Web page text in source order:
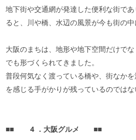
地下街や交通網が発達した便利な街で
ると、川や橋、水辺の風景が今も街の中
大阪のまちは、地形や地下空間だけで
でも形づくられてきました。
普段何気なく渡っている橋や、街なか
を感じる手がかりが残っているのではな
■■ 4 ．大阪グルメ ■■